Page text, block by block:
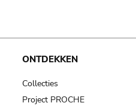
ONTDEKKEN
Collecties
Project PROCHE